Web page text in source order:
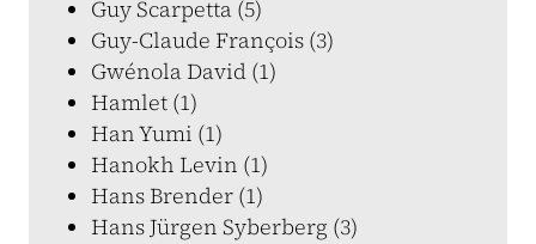
Guy Scarpetta (5)
Guy-Claude François (3)
Gwénola David (1)
Hamlet (1)
Han Yumi (1)
Hanokh Levin (1)
Hans Brender (1)
Hans Jürgen Syberberg (3)